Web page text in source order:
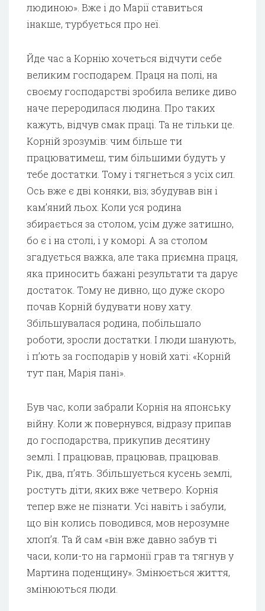
людиною». Вже і до Марії ставиться
інакше, турбується про неї.
Йде час а Корнію хочеться відчути себе
великим господарем. Праця на полі, на
своєму господарстві зробила велике диво
наче переродилася людина. Про таких
кажуть, відчув смак праці. Та не тільки це.
Корній зрозумів: чим більше ти
працюватимеш, тим більшими будуть у
тебе достатки. Тому і тягнеться з усіх сил.
Ось вже є дві коняки, віз; збудував він і
кам’яний льох. Коли уся родина
збирається за столом, усім дуже затишно,
бо є і на столі, і у коморі. А за столом
згадується важка, але така приємна праця,
яка приносить бажані результати та дарує
достаток. Тому не дивно, що дуже скоро
почав Корній будувати нову хату.
Збільшувалася родина, побільшало
роботи, зросли достатки. І люди шанують,
і п’ють за господарів у новій хаті: «Корній
тут пан, Марія пані».
Був час, коли забрали Корнія на японську
війну. Коли ж повернувся, відразу припав
до господарства, прикупив десятину
землі. І працював, працював, працював.
Рік, два, п’ять. Збільшується кусень землі,
ростуть діти, яких вже четверо. Корнія
тепер вже не пізнати. Усі навіть і забули,
що він колись поводився, мов нерозумне
хлоп’я. Та й сам «він вже давно забув ті
часи, коли-то на гармонії грав та тягнув у
Мартина поденщину». Змінюється життя,
змінюються люди.